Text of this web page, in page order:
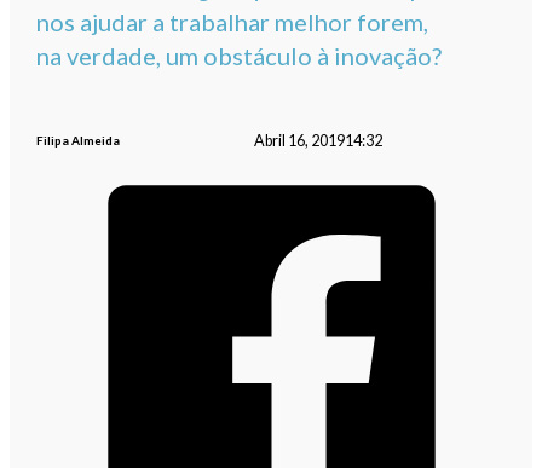
nos ajudar a trabalhar melhor forem,
na verdade, um obstáculo à inovação?
Filipa Almeida Abril 16, 201914:32